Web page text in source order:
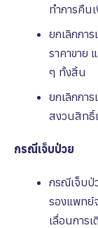
ทำการคืน
ยกเลิกกา
ราคาขาย
ๆ ทั้งสิ้น
ยกเลิกกา
สงวนสิทธิ์
กรณีเจ็บป่วย
กรณีเจ็บป่
รองแพทย์
เลื่อนการ